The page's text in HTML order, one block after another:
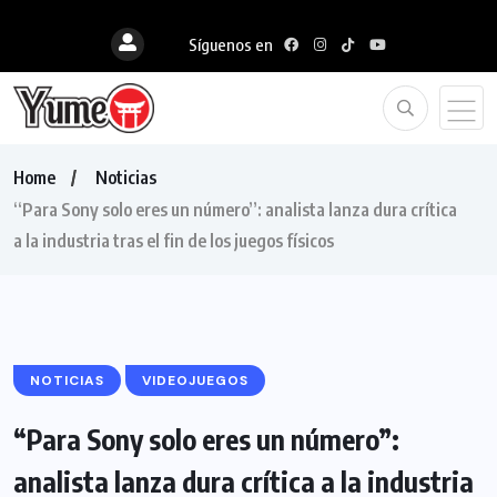
Síguenos en
Home
Noticias
“Para Sony solo eres un número”: analista lanza dura crítica
a la industria tras el fin de los juegos físicos
NOTICIAS VIDEOJUEGOS
“Para Sony solo eres un número”:
analista lanza dura crítica a la industria